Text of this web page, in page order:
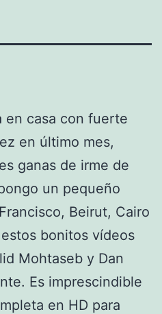
en casa con fuerte
en último mes,
ganas de irme de
un pequeño
Beirut, Cairo
bonitos vídeos
Mohtaseb y Dan
Es imprescindible
en HD para